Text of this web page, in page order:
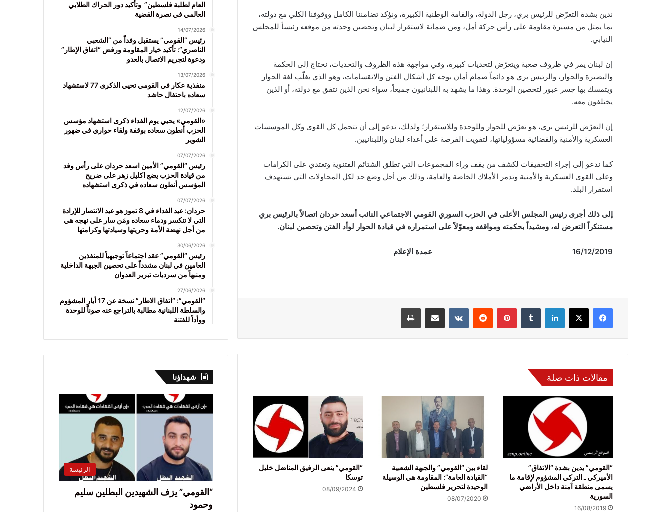
ندين بشدة التعرّض للرئيس بري، رجل الدولة، والقامة الوطنية الكبيرة، ونؤكد تضامننا الكامل ووقوفنا الكلي مع دولته،
بما يمثل من مسيرة مقاومة على رأس حركة أمل، ومن ضمانة لاستقرار لبنان وتحصين وحدته من موقعه رئيساً للمجلس
النيابي.
إن لبنان يمر في ظروف صعبة ويتعرّض لتحديات كبيرة، وفي مواجهة هذه الظروف والتحديات، نحتاج إلى الحكمة
والبصيرة والحوار، والرئيس بري هو دائماً صمام أمان بوجه كل أشكال الفتن والانقسامات، وهو الذي يغلّب لغة الحوار
ويتمسك بها جسر عبور لتحصين الوحدة. وهذا ما يشهد به اللبنانيون جميعاً، سواء نحن الذين نتفق مع دولته، أو الذين
يختلفون معه.
إن التعرّض للرئيس بري، هو تعرّض للحوار وللوحدة وللاستقرار؛ ولذلك، ندعو إلى أن تتحمل كل القوى وكل المؤسسات
العسكرية والأمنية والقضائية مسؤولياتها، لتفويت الفرصة على أعداء لبنان واللبنانيين.
كما ندعو إلى إجراء التحقيقات لكشف من يقف وراء المجموعات التي تطلق الشتائم الفتنوية وتعتدي على الكرامات
وعلى القوى العسكرية والأمنية وتدمر الأملاك الخاصة والعامة، وذلك من أجل وضع حد لكل المحاولات التي تستهدف
استقرار البلد.
إلى ذلك أجرى رئيس المجلس الأعلى في الحزب السوري القومي الاجتماعي النائب أسعد حردان اتصالاً بالرئيس بري
مستنكراً التعرض له، ومشيداً بحكمته ومواقفه ومعوّلاً على استمراره في قيادة الحوار لوأد الفتن وتحصين لبنان.
16/12/2019 عمدة الإعلام
فيسبوك لينكدإن بينتيريست
مقالات ذات صلة
“القومي” يدين بشدة “الاتفاق”
الأميركي ـ التركي المشؤوم لإقامة ما
يسمى منطقة آمنة داخل الأراضي
السورية
16/08/2019
لقاء بين “القومي” والجبهة الشعبية
“القيادة العامة”: المقاومة هي الوسيلة
الوحيدة لتحرير فلسطين
08/07/2020
“القومي” ينعى الرفيق المناضل خليل
توسكا
08/09/2024
العام لطلبة فلسطين” وتأكيد دور الحراك الطلابي
العالمي في نصرة القضية
14/07/2026
رئيس “القومي” يستقبل وفداً من “الشعبي
الناصري”: تأكيد خيار المقاومة ورفض “اتفاق الإطار”
ودعوة لتجريم الاتصال بالعدو
13/07/2026
منفذية عكار في القومي تحيي الذكرى 77 لاستشهاد
سعاده باحتفال حاشد
12/07/2026
«القومي» يحيي يوم الفداء ذكرى استشهاد مؤسس
الحزب أنطون سعاده بوقفة ولقاء حواري في ضهور
الشوير
07/07/2026
رئيس “القومي” الأمين اسعد حردان على رأس وفد
من قيادة الحزب يضع اكليل زهر على ضريح
المؤسس أنطون سعاده في ذكرى استشهاده
07/07/2026
حردان: عيد الفداء في 8 تموز هو عيد الانتصار للإرادة
التي لا تنكسر ودماء سعاده ومَن سار على نهجه هي
من أجل نهضة الأمة وحريتها وسيادتها وكرامتها
30/06/2026
رئيس “القومي” عقد اجتماعاً توجيهياً للمنفذين
العامين في لبنان مشدداً على تحصين الجبهة الداخلية
ومنبهاً من سرديات تبرير العدوان
27/06/2026
“القومي”: “اتفاق الاطار” نسخة عن 17 أيار المشؤوم
والسلطة اللبنانية مطالبة بالتراجع عنه صوناً للوحدة
ووأداً للفتنة
شهداؤنا
الرئيسة
“القومي” يزف الشهيدين البطلين سليم
وحمود